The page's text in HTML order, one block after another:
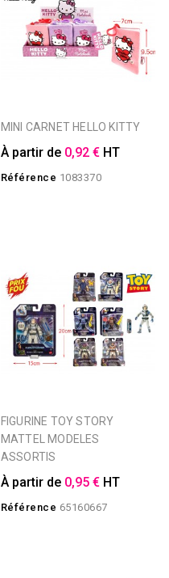
MINI CARNET HELLO KITTY
À partir de 0,92 € HT
Référence 1083370
FIGURINE TOY STORY
MATTEL MODELES
ASSORTIS
À partir de 0,95 € HT
Référence 65160667